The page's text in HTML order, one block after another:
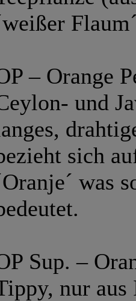
– Orange
und
sich
was
Sup. –
nur aus